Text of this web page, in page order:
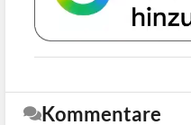
Kommentare